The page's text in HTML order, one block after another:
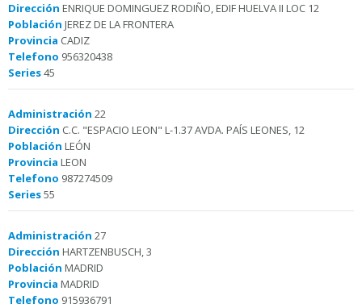
Dirección ENRIQUE DOMINGUEZ RODIÑO, EDIF HUELVA II LOC 12
Población JEREZ DE LA FRONTERA
Provincia CADIZ
Telefono 956320438
Series45
Administración 22
Dirección C.C. "ESPACIO LEON" L-1.37 AVDA. PAÍS LEONES, 12
Población LEÓN
Provincia LEON
Telefono 987274509
Series55
Administración 27
Dirección HARTZENBUSCH, 3
Población MADRID
Provincia MADRID
Telefono 915936791